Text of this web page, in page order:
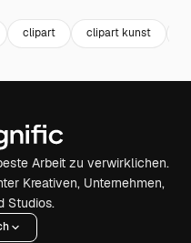
clipart clipart kunst
Arbeit zu verwirklichen.
Kreativen, Unternehmen,
Studios.